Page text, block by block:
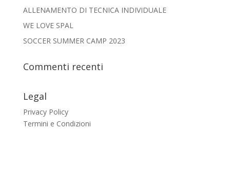
ALLENAMENTO DI TECNICA INDIVIDUALE
WE LOVE SPAL
SOCCER SUMMER CAMP 2023
Commenti recenti
Legal
Privacy Policy
Termini e Condizioni